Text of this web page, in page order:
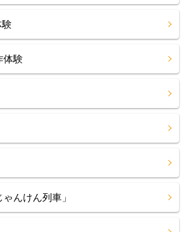
体験
んけん列車」